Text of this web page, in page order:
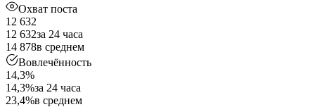
Охват поста
12 632
12 632за 24 часа
14 878в среднем
Вовлечённость
14,3%
14,3%за 24 часа
23,4%в среднем